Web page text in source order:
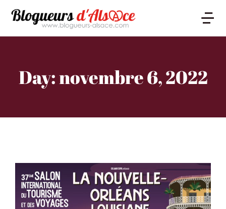
Day: novembre 6, 2022